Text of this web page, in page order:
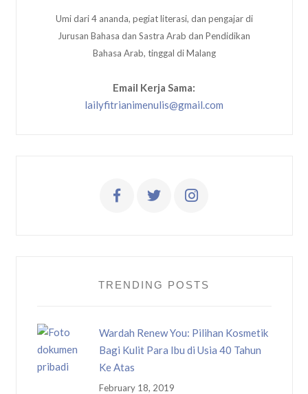
Umi dari 4 ananda, pegiat literasi, dan pengajar di
Jurusan Bahasa dan Sastra Arab dan Pendidikan
Bahasa Arab, tinggal di Malang
Email Kerja Sama:
lailyfitrianimenulis@gmail.com
TRENDING POSTS
Wardah Renew You: Pilihan Kosmetik
Bagi Kulit Para Ibu di Usia 40 Tahun
Ke Atas
February 18, 2019